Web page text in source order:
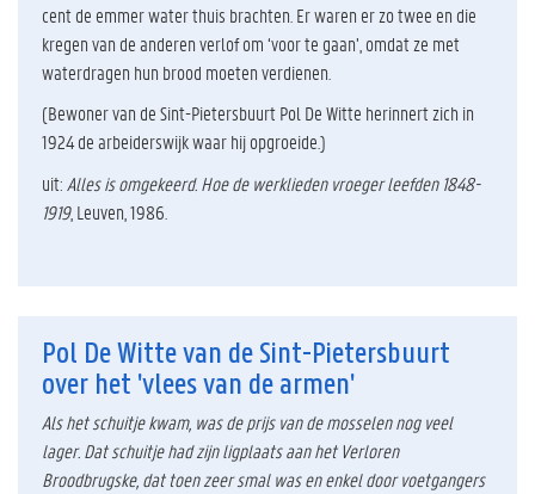
cent de emmer water thuis brachten. Er waren er zo twee en die
kregen van de anderen verlof om ‘voor te gaan’, omdat ze met
waterdragen hun brood moeten verdienen.
(Bewoner van de Sint-Pietersbuurt Pol De Witte herinnert zich in
1924 de arbeiderswijk waar hij opgroeide.)
uit:Alles is omgekeerd. Hoe de werklieden vroeger leefden 1848-
1919, Leuven, 1986.
Pol De Witte van de Sint-Pietersbuurt
over het 'vlees van de armen'
Als het schuitje kwam, was de prijs van de mosselen nog veel
lager. Dat schuitje had zijn ligplaats aan het Verloren
Broodbrugske, dat toen zeer smal was en enkel door voetgangers